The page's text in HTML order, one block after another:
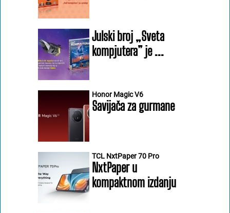
Julski broj „Sveta
kompjutera” je ...
Honor Magic V6
Savijača za gurmane
TCL NxtPaper 70 Pro
NxtPaper u
kompaktnom izdanju